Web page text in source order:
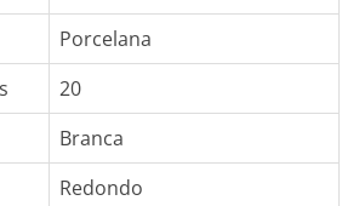
Porcelana
20
Branca
Redondo